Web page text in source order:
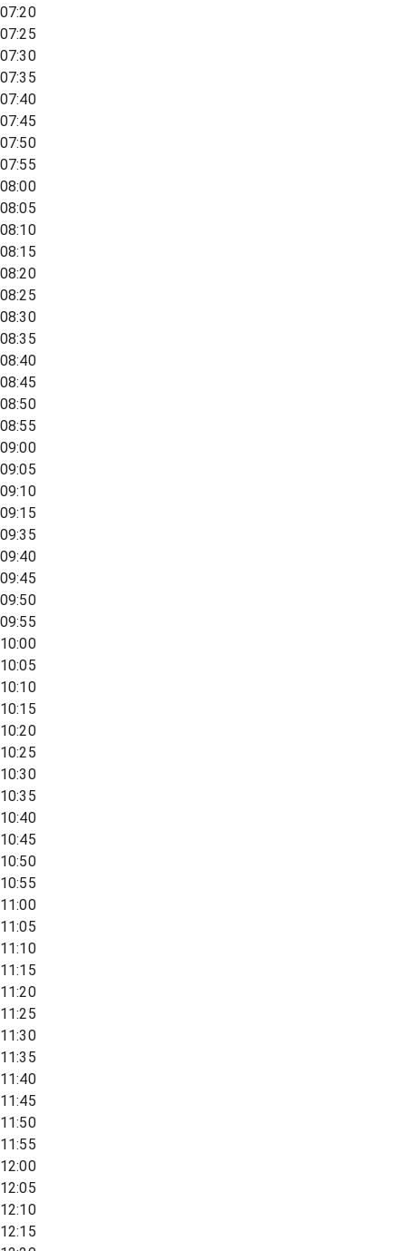
07:20
07:25
07:30
07:35
07:40
07:45
07:50
07:55
08:00
08:05
08:10
08:15
08:20
08:25
08:30
08:35
08:40
08:45
08:50
08:55
09:00
09:05
09:10
09:15
09:35
09:40
09:45
09:50
09:55
10:00
10:05
10:10
10:15
10:20
10:25
10:30
10:35
10:40
10:45
10:50
10:55
11:00
11:05
11:10
11:15
11:20
11:25
11:30
11:35
11:40
11:45
11:50
11:55
12:00
12:05
12:10
12:15